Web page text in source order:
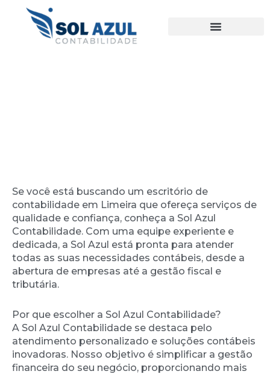
Se você está buscando um escritório de
contabilidade em Limeira que ofereça serviços de
qualidade e confiança, conheça a Sol Azul
Contabilidade. Com uma equipe experiente e
dedicada, a Sol Azul está pronta para atender
todas as suas necessidades contábeis, desde a
abertura de empresas até a gestão fiscal e
tributária.
Por que escolher a Sol Azul Contabilidade?
A Sol Azul Contabilidade se destaca pelo
atendimento personalizado e soluções contábeis
inovadoras. Nosso objetivo é simplificar a gestão
financeira do seu negócio, proporcionando mais